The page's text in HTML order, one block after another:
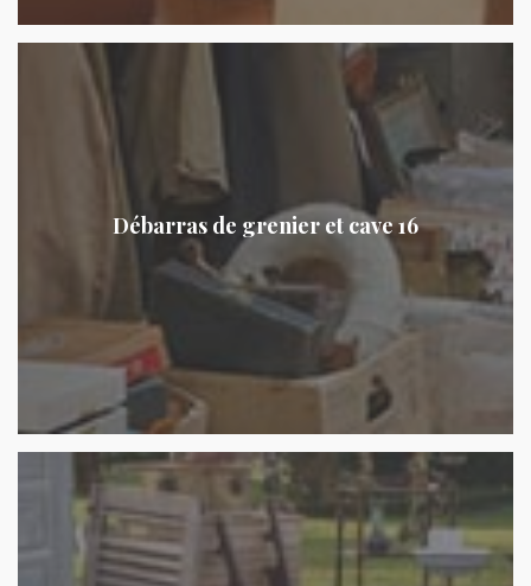
Débarras de grenier et cave 16